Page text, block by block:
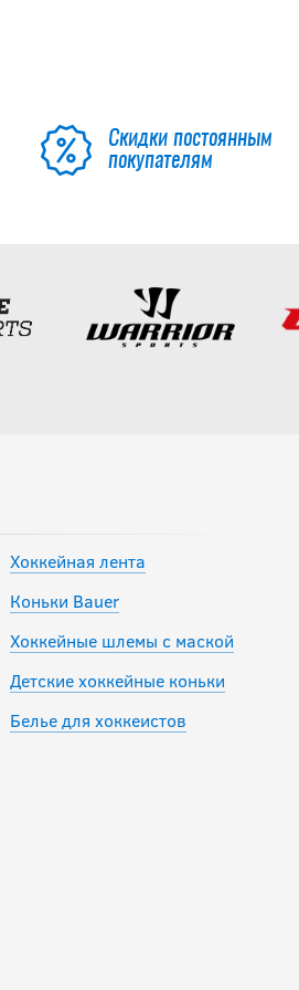
Скидки постоянным
покупателям
Хоккейная лента
Коньки Bauer
Хоккейные шлемы с маской
Детские хоккейные коньки
Белье для хоккеистов